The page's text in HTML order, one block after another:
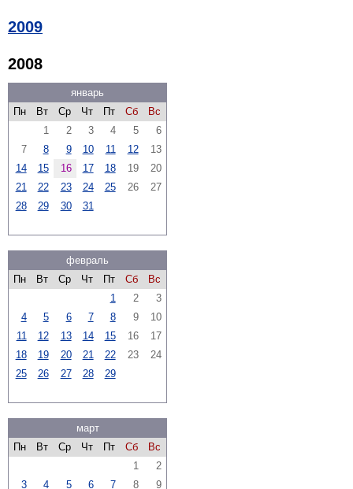
2009
2008
январь
Пн
Вт Ср Чт Пт Сб
Вс
1
2 3 4 5
6
7
8 9 10 11 12
13
14
15 16 17 18 19
20
21
22 23 24 25 26
27
28
29 30 31
февраль
Пн
Вт Ср Чт Пт Сб
Вс
1
2
3
4
5 6 7 8 9
10
11
12 13 14 15 16
17
18
19 20 21 22 23
24
25
26 27 28 29
март
Пн
Вт Ср Чт Пт Сб
Вс
1
2
3
4 5 6 7 8 9